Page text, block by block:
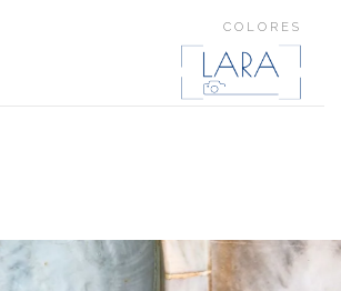
COLORES